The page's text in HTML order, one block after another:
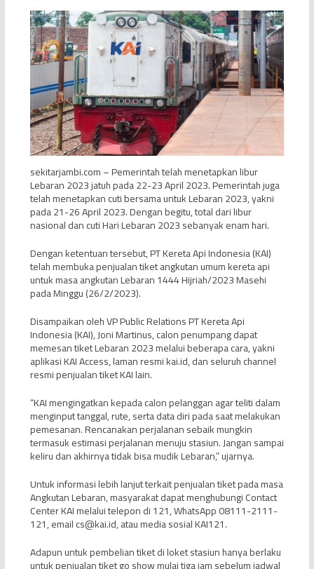
sekitarjambi.com – Pemerintah telah menetapkan libur
Lebaran 2023 jatuh pada 22-23 April 2023. Pemerintah juga
telah menetapkan cuti bersama untuk Lebaran 2023, yakni
pada 21-26 April 2023. Dengan begitu, total dari libur
nasional dan cuti Hari Lebaran 2023 sebanyak enam hari.
Dengan ketentuan tersebut, PT Kereta Api Indonesia (KAI)
telah membuka penjualan tiket angkutan umum kereta api
untuk masa angkutan Lebaran 1444 Hijriah/2023 Masehi
pada Minggu (26/2/2023).
Disampaikan oleh VP Public Relations PT Kereta Api
Indonesia (KAI), Joni Martinus, calon penumpang dapat
memesan tiket Lebaran 2023 melalui beberapa cara, yakni
aplikasi KAI Access, laman resmi kai.id, dan seluruh channel
resmi penjualan tiket KAI lain.
“KAI mengingatkan kepada calon pelanggan agar teliti dalam
menginput tanggal, rute, serta data diri pada saat melakukan
pemesanan. Rencanakan perjalanan sebaik mungkin
termasuk estimasi perjalanan menuju stasiun. Jangan sampai
keliru dan akhirnya tidak bisa mudik Lebaran,” ujarnya.
Untuk informasi lebih lanjut terkait penjualan tiket pada masa
Angkutan Lebaran, masyarakat dapat menghubungi Contact
Center KAI melalui telepon di 121, WhatsApp 08111-2111-
121, email cs@kai.id, atau media sosial KAI121.
Adapun untuk pembelian tiket di loket stasiun hanya berlaku